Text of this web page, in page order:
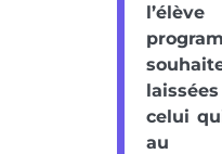
celui
au